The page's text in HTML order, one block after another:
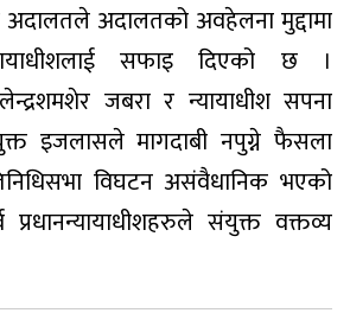
अदालतले अदालतको अवहेलना मुद्दामा
सफाइ दिएको छ ।
जबरा र न्यायाधीश सपना
इजलासले मागदाबी नपुग्ने फैसला
विघटन असंवैधानिक भएको
प्रधानन्यायाधीशहरुले संयुक्त वक्तव्य